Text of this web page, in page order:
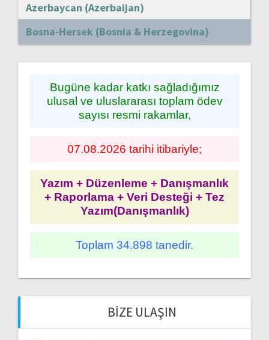
Azerbaycan (Azerbaijan)
Bosna-Hersek (Bosnia & Herzegovina)
Bugüne kadar katkı sağladığımız
ulusal ve uluslararası toplam ödev
sayısı resmi rakamlar,
07.08.2026 tarihi itibariyle;
Yazım + Düzenleme + Danışmanlık
+ Raporlama + Veri Desteği + Tez
Yazım(Danışmanlık)
Toplam 34.898 tanedir.
BIZE ULAŞIN